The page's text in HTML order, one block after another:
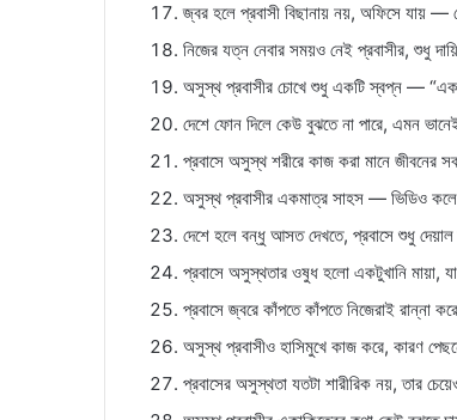
জ্বর হলে প্রবাসী বিছানায় নয়, অফিসে যায় —
নিজের যত্ন নেবার সময়ও নেই প্রবাসীর, শুধু
অসুস্থ প্রবাসীর চোখে শুধু একটি স্বপ্ন —
দেশে ফোন দিলে কেউ বুঝতে না পারে, এমন
প্রবাসে অসুস্থ শরীরে কাজ করা মানে জীবনের
অসুস্থ প্রবাসীর একমাত্র সাহস — ভিডিও কলে
দেশে হলে বন্ধু আসত দেখতে, প্রবাসে শুধু দেয়াল
প্রবাসে অসুস্থতার ওষুধ হলো একটুখানি মায়া,
প্রবাসে জ্বরে কাঁপতে কাঁপতে নিজেরাই রান্না
অসুস্থ প্রবাসীও হাসিমুখে কাজ করে, কারণ
প্রবাসের অসুস্থতা যতটা শারীরিক নয়, তার